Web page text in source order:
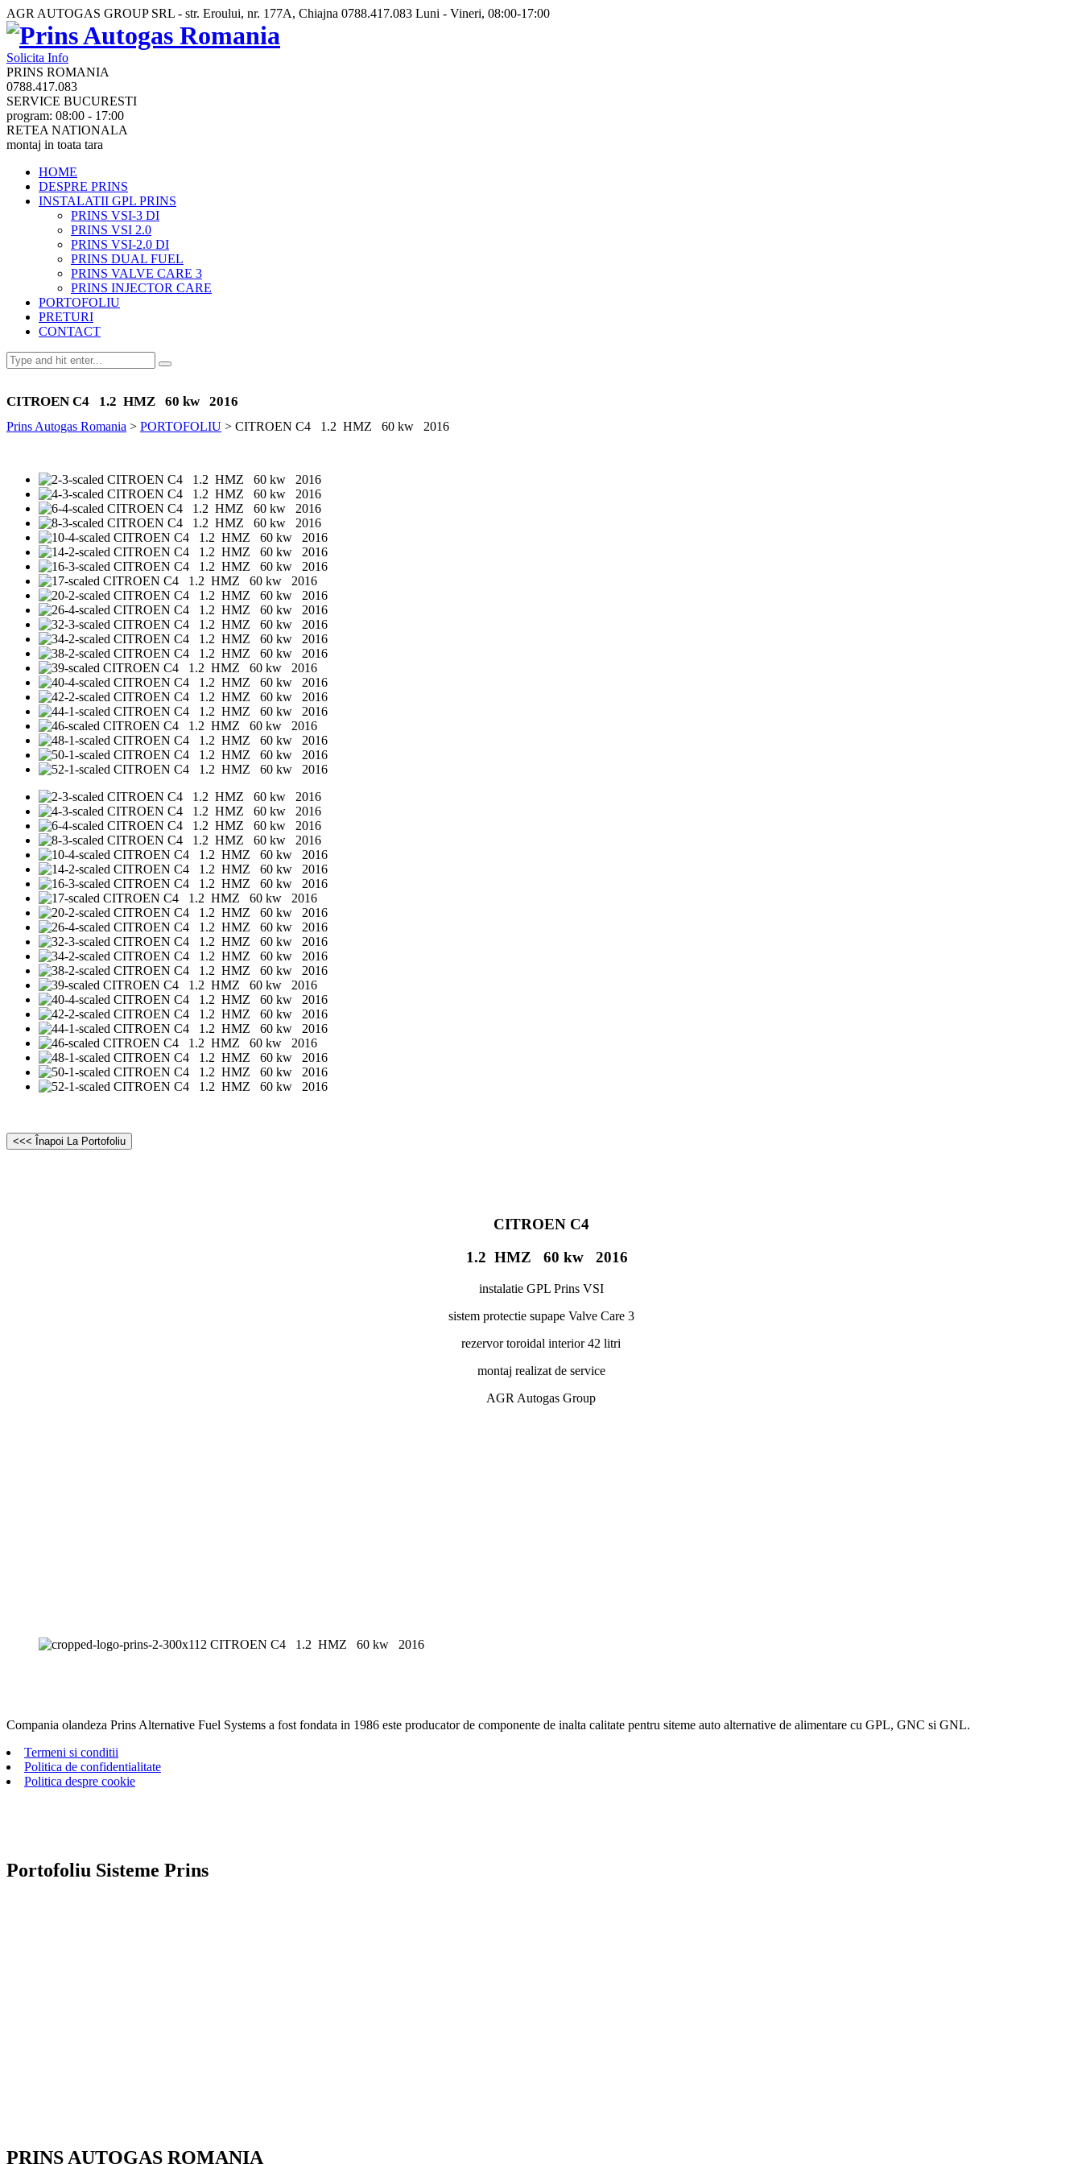
AGR AUTOGAS GROUP SRL - str. Eroului, nr. 177A, Chiajna 0788.417.083 Luni - Vineri, 08:00-17:00
Solicita Info
PRINS ROMANIA
0788.417.083
SERVICE BUCURESTI
program: 08:00 - 17:00
RETEA NATIONALA
montaj in toata tara
HOME
DESPRE PRINS
INSTALATII GPL PRINS
PRINS VSI-3 DI
PRINS VSI 2.0
PRINS VSI-2.0 DI
PRINS DUAL FUEL
PRINS VALVE CARE 3
PRINS INJECTOR CARE
PORTOFOLIU
PRETURI
CONTACT
CITROEN C4 1.2 HMZ 60 kw 2016
Prins Autogas Romania > PORTOFOLIU > CITROEN C4 1.2 HMZ 60 kw 2016
<<< Înapoi La Portofoliu
CITROEN C4
1.2 HMZ 60 kw 2016
instalatie GPL Prins VSI
sistem protectie supape Valve Care 3
rezervor toroidal interior 42 litri
montaj realizat de service
AGR Autogas Group
Compania olandeza Prins Alternative Fuel Systems a fost fondata in 1986 este producator de componente de inalta calitate pentru siteme auto alternative de alimentare cu GPL, GNC si GNL.
Termeni si conditii
Politica de confidentialitate
Politica despre cookie
Portofoliu Sisteme Prins
PRINS AUTOGAS ROMANIA